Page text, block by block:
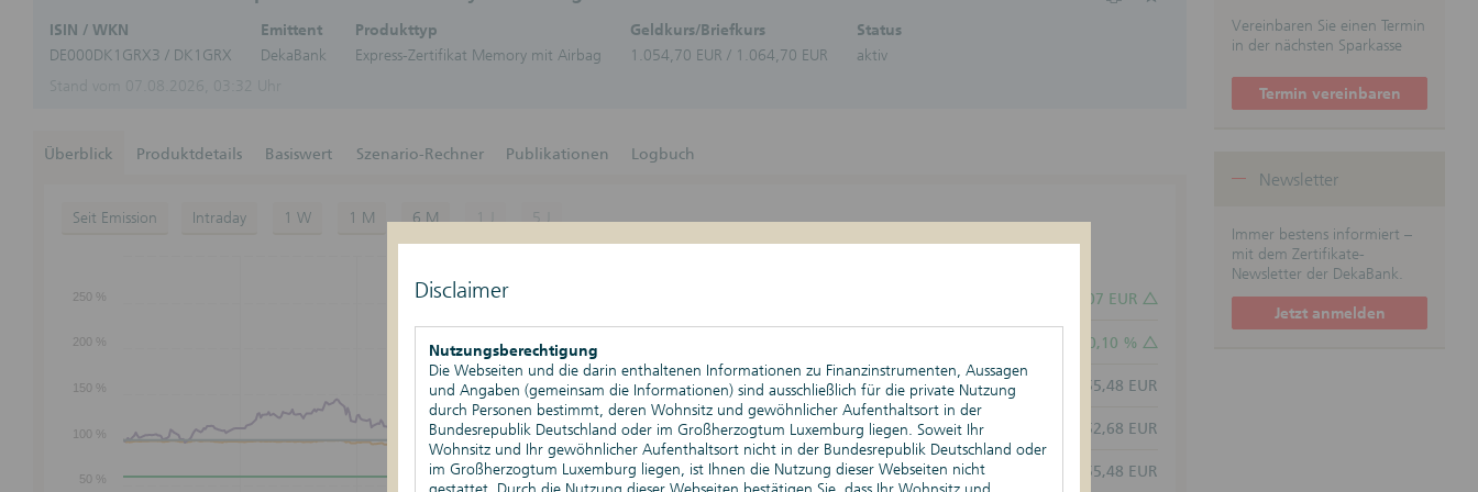
Disclaimer
Nutzungsberechtigung
Die Webseiten und die darin enthaltenen Informationen zu Finanzinstrumenten, Aussagen
und Angaben (gemeinsam die Informationen) sind ausschließlich für die private Nutzung
durch Personen bestimmt, deren Wohnsitz und gewöhnlicher Aufenthaltsort in der
Bundesrepublik Deutschland oder im Großherzogtum Luxemburg liegen. Soweit Ihr
Wohnsitz und Ihr gewöhnlicher Aufenthaltsort nicht in der Bundesrepublik Deutschland oder
im Großherzogtum Luxemburg liegen, ist Ihnen die Nutzung dieser Webseiten nicht
ISIN / WKN
DE000DK1GRX3 / DK1GRX
Emittent
DekaBank
Produkttyp
Express-Zertifikat Memory mit Airbag
Geldkurs/Briefkurs
1.054,70 EUR / 1.064,70 EUR
Status
aktiv
Überblick Produktdetails Basiswert Szenario-Rechner Publikationen Logbuch
Seit Emission Intraday 1 W 1 M 6 M 1 J 5 J
50 %
100 %
150 %
200 %
250 % 1,07 EUR
0,10 %
Tageshoch 1.055,48 EUR
Tagestief 1.052,68 EUR
Historischer Höchststand 1.055,48 EUR
Vereinbaren Sie einen Termin
in der nächsten Sparkasse
Termin vereinbaren
Newsletter
Immer bestens informiert –
mit dem Zertifikate-
Newsletter der DekaBank.
Jetzt anmelden
Anleihen
Tresor-Anleihen
Depotgold